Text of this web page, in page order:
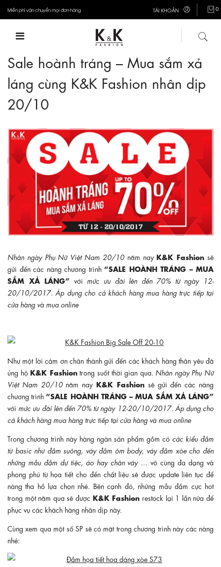
Miễn phí vận chuyển mọi đơn hàng TÀI KHOẢN 0
Sale hoành tráng – Mua sắm xả
láng cùng K&K Fashion nhân dịp
20/10
Nhân ngày Phụ Nữ Việt Nam 20/10năm nayK&K Fashion sẽ
gửi đến các nàng chương trình “SALE HOÀNH TRÁNG – MUA
SẮM XẢ LÁNG” với mức ưu đãi lên đến 70% từ ngày 12-
20/10/2017. Áp dụng cho cả khách hàng mua hàng trực tiếp tại
cửa hàng và mua online
Như một lời cảm ơn chân thành gửi đến các khách hàng thân yêu đã
ủng hộK&K Fashiontrong suốt thời gian qua. Nhân ngày Phụ Nữ
Việt Nam 20/10năm nayK&K Fashionsẽ gửi đến các nàng
chương trình“SALE HOÀNH TRÁNG – MUA SẮM XẢ LÁNG”
với mức ưu đãi lên đến 70% từ ngày 12-20/10/2017. Áp dụng cho
cả khách hàng mua hàng trực tiếp tại cửa hàng và mua online
Trong chương trình này hàng ngàn sản phẩm gồm có các kiểu đầm
từ basic như đầm suông, váy đầm ôm body, váy đầm xòe cho đến
những mẫu đầm dự tiệc, áo hay chân váy …
vô cùng đa dạng và
phong phú từ họa tiết cho đến chất liệu sẽ được update liên tục để
nàng tha hồ lựa chọn nhé. Bên cạnh đó, những mẫu đầm cực hot
trong một năm qua sẽ được K&K Fashion restock lại 1 lần nữa để
phục vụ các khách hàng nhân dịp này.
Cùng xem qua một số SP sẽ có mặt trong chương trình này các nàng
nhé: